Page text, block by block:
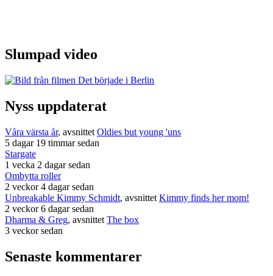
Slumpad video
Nyss uppdaterat
Våra värsta år, avsnittet Oldies but young 'uns
5 dagar 19 timmar sedan
Stargate
1 vecka 2 dagar sedan
Ombytta roller
2 veckor 4 dagar sedan
Unbreakable Kimmy Schmidt, avsnittet Kimmy finds her mom!
2 veckor 6 dagar sedan
Dharma & Greg, avsnittet The box
3 veckor sedan
Senaste kommentarer